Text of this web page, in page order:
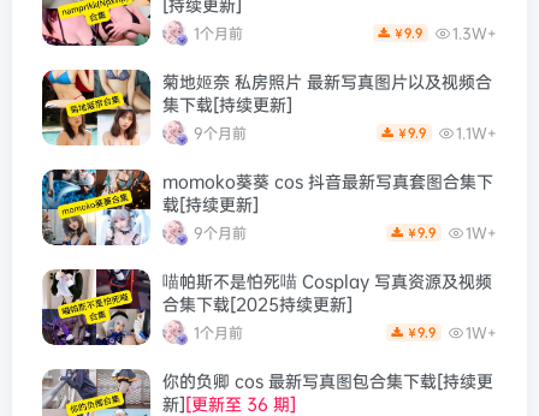
1个月前 ￥9.9 1.3W+
菊地姬奈 私房照片 最新写真图片以及视频合
集下载[持续更新]
9个月前 ￥9.9 1.1W+
momoko葵葵 cos 抖音最新写真套图合集下
载[持续更新]
9个月前 ￥9.9 1W+
喵帕斯不是怕死喵 Cosplay 写真资源及视频
合集下载[2025持续更新]
1个月前 ￥9.9 1W+
你的负卿 cos 最新写真图包合集下载[持续更
新][更新至 36 期]